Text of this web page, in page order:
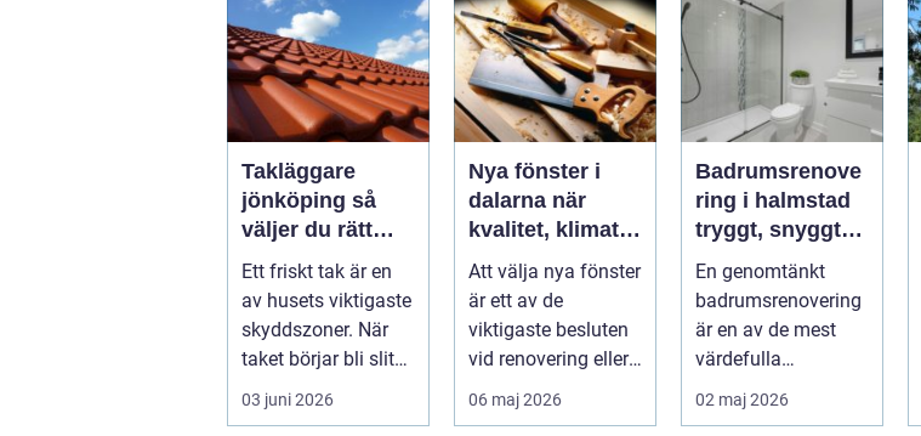
Takläggare
jönköping så
väljer du rätt
expert för ditt
tak
Ett friskt tak är en
av husets viktigaste
skyddszoner. När
taket börjar bli slitet
handlar frågan sä...
03 juni 2026
Nya fönster i
dalarna när
kvalitet, klimat
och känsla
samspelar
Att välja nya fönster
är ett av de
viktigaste besluten
vid renovering eller
nybyggnation.
Fönster på...
06 maj 2026
Badrumsrenove
ring i halmstad
tryggt, snyggt
och hållbart
En genomtänkt
badrumsrenovering
är en av de mest
värdefulla
investeringarna i en
bostad. För många
02 maj 2026